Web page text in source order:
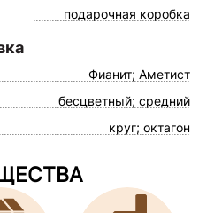
подарочная коробка
Фианит; Аметист
бесцветный; средний
круг; октагон